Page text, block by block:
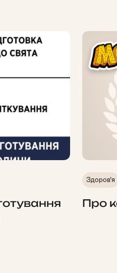
Здоров'я
Про